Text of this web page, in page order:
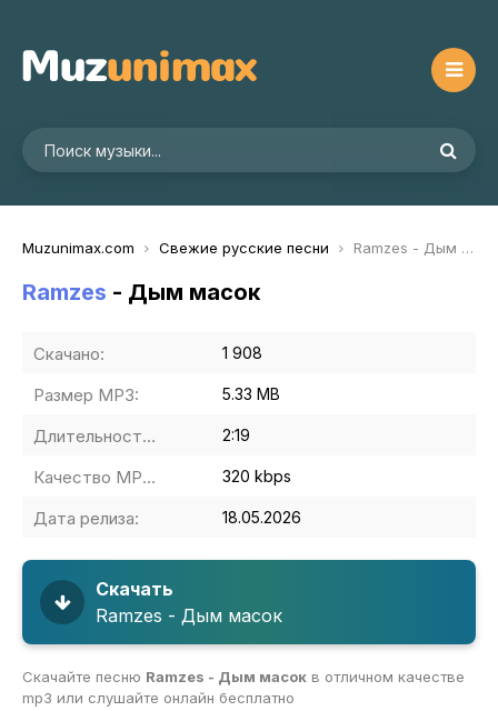
Muzunimax.com Свежие русские песни Ramzes - Дым масок
Ramzes - Дым масок
Скачано: 1 908
Размер MP3: 5.33 MB
Длительность MP3: 2:19
Качество MP3: 320 kbps
Дата релиза: 18.05.2026
Скачать
Ramzes - Дым масок
Скачайте песню Ramzes - Дым масок в отличном качестве
mp3 или слушайте онлайн бесплатно